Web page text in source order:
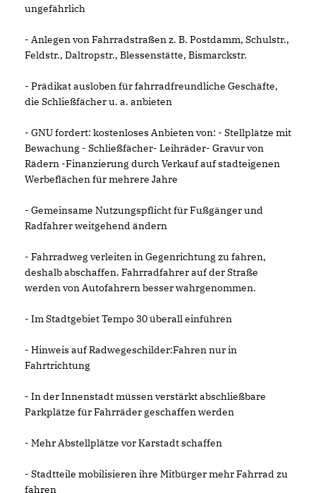
ungefährlich
- Anlegen von Fahrradstraßen z. B. Postdamm, Schulstr.,
Feldstr., Daltropstr., Blessenstätte, Bismarckstr.
- Prädikat ausloben für fahrradfreundliche Geschäfte,
die Schließfächer u. a. anbieten
- GNU fordert: kostenloses Anbieten von: - Stellplätze mit
Bewachung - Schließfächer- Leihräder- Gravur von
Rädern -Finanzierung durch Verkauf auf stadteigenen
Werbeflächen für mehrere Jahre
- Gemeinsame Nutzungspflicht für Fußgänger und
Radfahrer weitgehend ändern
- Fahrradweg verleiten in Gegenrichtung zu fahren,
deshalb abschaffen. Fahrradfahrer auf der Straße
werden von Autofahrern besser wahrgenommen.
- Im Stadtgebiet Tempo 30 überall einführen
- Hinweis auf Radwegeschilder:Fahren nur in
Fahrtrichtung
- In der Innenstadt müssen verstärkt abschließbare
Parkplätze für Fahrräder geschaffen werden
- Mehr Abstellplätze vor Karstadt schaffen
- Stadtteile mobilisieren ihre Mitbürger mehr Fahrrad zu
fahren